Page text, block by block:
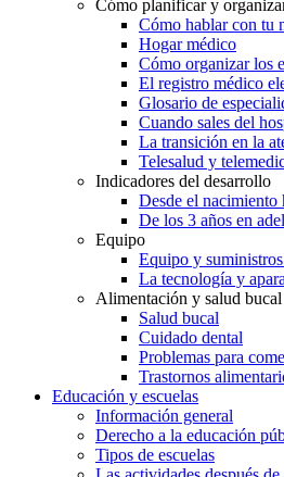
Cómo planificar y
Cómo hablar con tu
Hogar médico
Cómo organizar los
El registro médico
Glosario de
Cuando sales del
La transición en la
Telesalud y
Indicadores del desarrollo
Desde el nacimiento
De los 3 años en
Equipo
Equipo y
La tecnología y
Alimentación y salud bucal
Salud bucal
Cuidado dental
Problemas para
Trastornos
Educación y escuelas
Información general
Derecho a la educación
Tipos de escuelas